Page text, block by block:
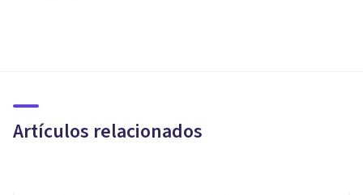
Artículos relacionados
fundamentales